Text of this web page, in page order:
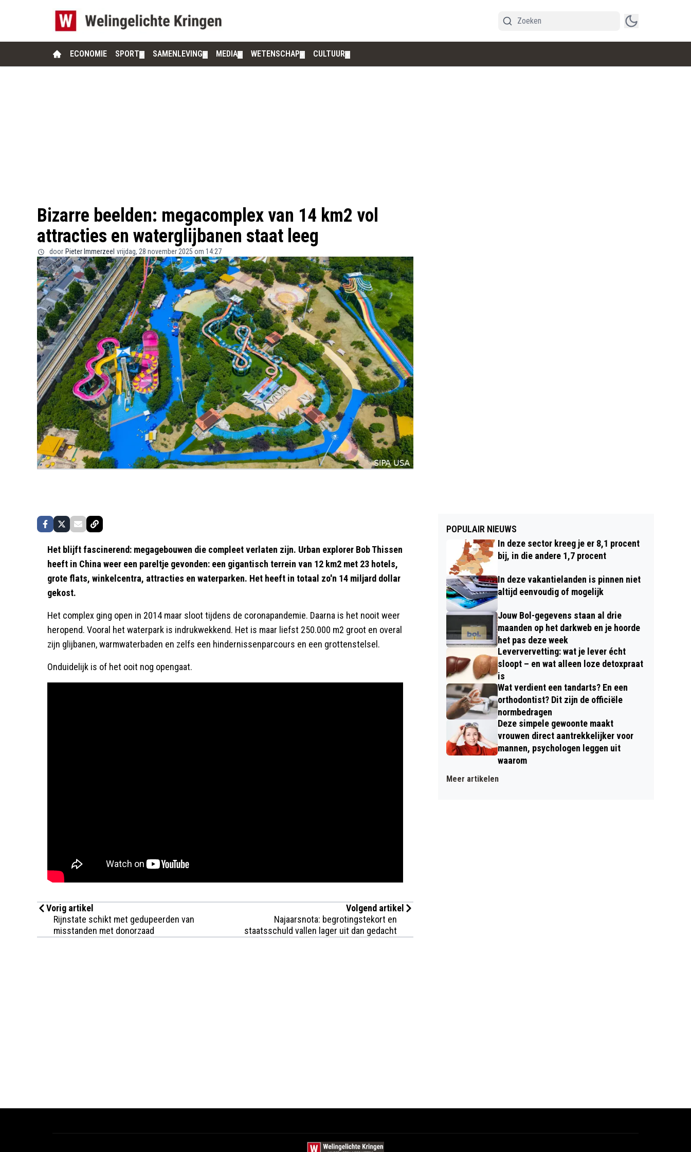
ECONOMIE SPORT SAMENLEVING MEDIA WETENSCHAP CULTUUR
Bizarre beelden: megacomplex van 14 km2 vol
attracties en waterglijbanen staat leeg
door Pieter Immerzeel vrijdag, 28 november 2025 om 14:27
Het blijft fascinerend: megagebouwen die compleet verlaten zijn. Urban explorer Bob Thissen
heeft in China weer een pareltje gevonden: een gigantisch terrein van 12 km2 met 23 hotels,
grote flats, winkelcentra, attracties en waterparken. Het heeft in totaal zo'n 14 miljard dollar
gekost.
Het complex ging open in 2014 maar sloot tijdens de coronapandemie. Daarna is het nooit weer
heropend. Vooral het waterpark is indrukwekkend. Het is maar liefst 250.000 m2 groot en overal
zijn glijbanen, warmwaterbaden en zelfs een hindernissenparcours en een grottenstelsel.
Onduidelijk is of het ooit nog opengaat.
Vorig artikel
Rijnstate schikt met gedupeerden van
misstanden met donorzaad
Volgend artikel
Najaarsnota: begrotingstekort en
staatsschuld vallen lager uit dan gedacht
POPULAIR NIEUWS
In deze sector kreeg je er 8,1 procent
bij, in die andere 1,7 procent
In deze vakantielanden is pinnen niet
altijd eenvoudig of mogelijk
Jouw Bol-gegevens staan al drie
maanden op het darkweb en je hoorde
het pas deze week
Leververvetting: wat je lever écht
sloopt – en wat alleen loze detoxpraat
is
Wat verdient een tandarts? En een
orthodontist? Dit zijn de officiële
normbedragen
Deze simpele gewoonte maakt
vrouwen direct aantrekkelijker voor
mannen, psychologen leggen uit
waarom
Meer artikelen